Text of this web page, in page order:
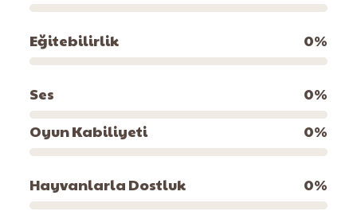
Eğitebilirlik 0%
Ses 0%
Oyun Kabiliyeti
0%
Hayvanlarla Dostluk 0%